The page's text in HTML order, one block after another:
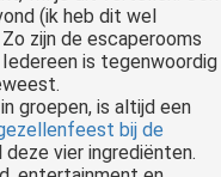
(ik heb dit wel
zijn de escaperooms
is tegenwoordig
groepen, is altijd een
bij de
deze vier ingrediënten.